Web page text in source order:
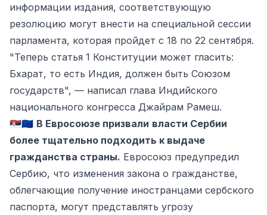
информации издания, соответствующую
резолюцию могут внести на специальной сессии
парламента, которая пройдет с 18 по 22 сентября.
"Теперь статья 1 Конституции может гласить:
Бхарат, то есть Индия, должен быть Союзом
государств", — написал глава Индийского
национального конгресса Джайрам Рамеш.
🇷🇸🇪🇺 В Евросоюзе призвали власти Сербии
более тщательно подходить к выдаче
гражданства страны. Евросоюз предупредил
Сербию, что изменения закона о гражданстве,
облегчающие получение иностранцами сербского
паспорта, могут представлять угрозу